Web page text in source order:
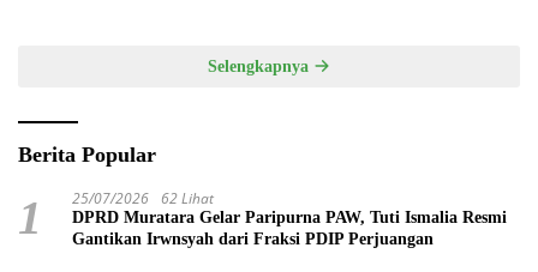
Selengkapnya
Berita Popular
1 25/07/2026 62 Lihat
DPRD Muratara Gelar Paripurna PAW, Tuti Ismalia Resmi
Gantikan Irwnsyah dari Fraksi PDIP Perjuangan